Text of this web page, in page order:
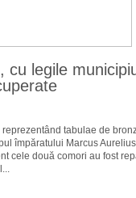
cu legile
tabulae de
împăratului Marcus
cele două comori au fost